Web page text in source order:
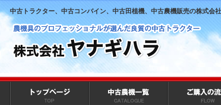
中古トラクター、中古コンバイン、中古田植機、中古農機販売の株式会